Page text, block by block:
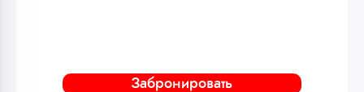
Забронировать